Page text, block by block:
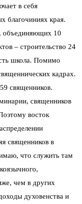
в себя
благочиниях края.
объединяющих 10
– строительство 24
школа. Помимо
кадрах.
священников.
священников
восток
священников в
что служить там
чем в других
духовенства и